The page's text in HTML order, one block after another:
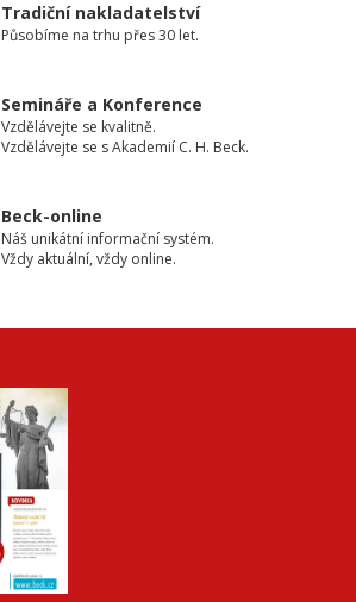
Tradiční nakladatelství
Působíme na trhu přes 30 let.
Semináře a Konference
Vzdělávejte se kvalitně.
Vzdělávejte se s Akademií C. H. Beck.
Beck-online
Náš unikátní informační systém.
Vždy aktuální, vždy online.